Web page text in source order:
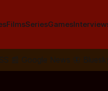
FilmsSeriesGames
📰 Google News 🦋